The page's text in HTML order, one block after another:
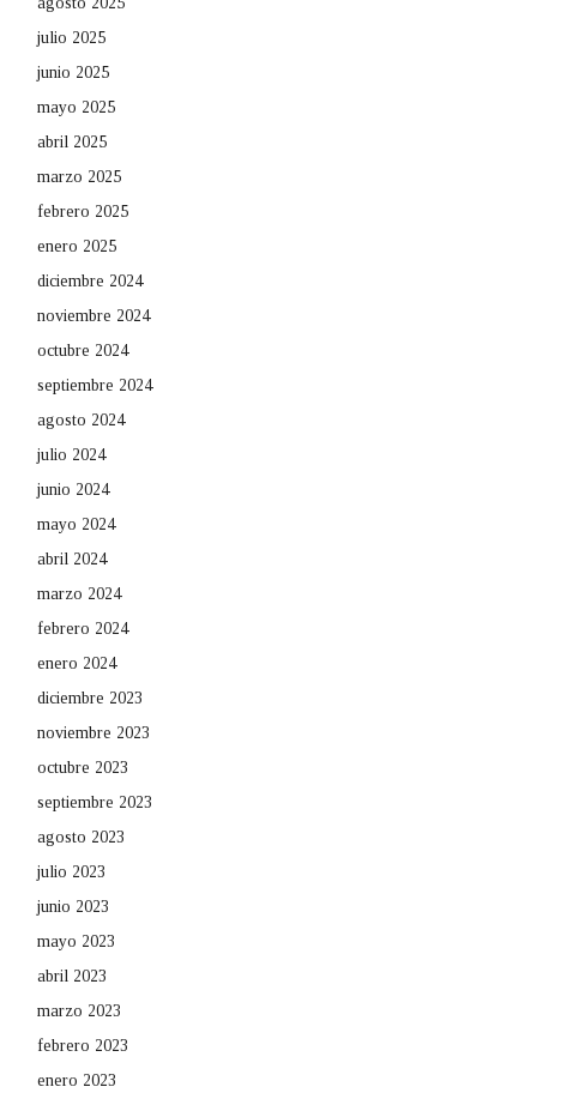
julio 2025
junio 2025
mayo 2025
abril 2025
marzo 2025
febrero 2025
enero 2025
diciembre 2024
noviembre 2024
octubre 2024
septiembre 2024
agosto 2024
julio 2024
junio 2024
mayo 2024
abril 2024
marzo 2024
febrero 2024
enero 2024
diciembre 2023
noviembre 2023
octubre 2023
septiembre 2023
agosto 2023
julio 2023
junio 2023
mayo 2023
abril 2023
marzo 2023
febrero 2023
enero 2023